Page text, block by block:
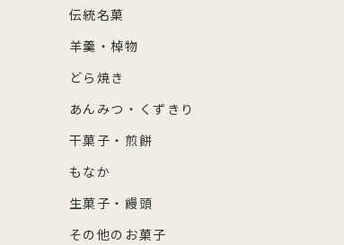
伝統名菓
羊羹・棹物
どら焼き
あんみつ・くずきり
干菓子・煎餅
もなか
生菓子・饅頭
その他のお菓子